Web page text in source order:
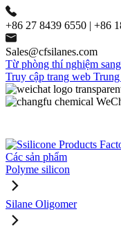
+86 27 8439 6550 | +86
Sales@cfsilanes.com
Từ phòng thí nghiệm
Truy cập trang web
Các sản phẩm
Polyme silicon
Silane Oligomer